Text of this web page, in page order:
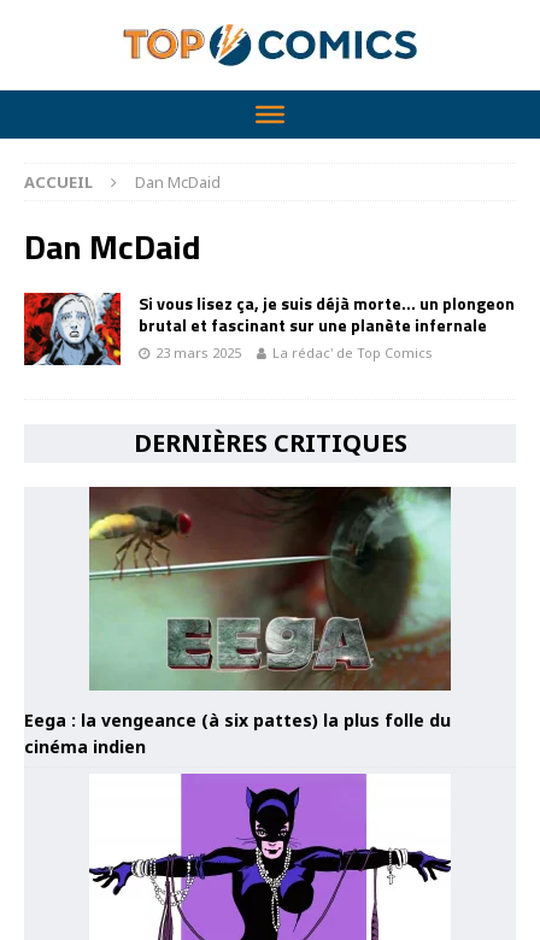
ACCUEIL Dan McDaid
Dan McDaid
Si vous lisez ça, je suis déjà morte… un plongeon
brutal et fascinant sur une planète infernale
23 mars 2025 La rédac' de Top Comics
DERNIÈRES CRITIQUES
Eega : la vengeance (à six pattes) la plus folle du
cinéma indien